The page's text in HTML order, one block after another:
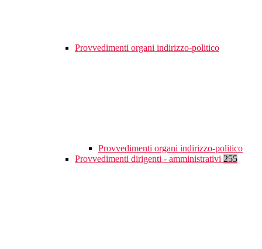
Provvedimenti organi indirizzo-politico
Provvedimenti organi indirizzo-politico
Provvedimenti dirigenti - amministrativi 255